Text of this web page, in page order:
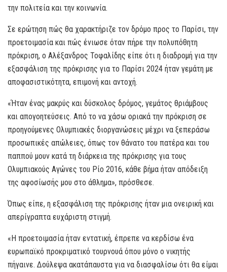
την πολιτεία και την κοινωνία.
Σε ερώτηση πώς θα χαρακτήριζε τον δρόμο προς το Παρίσι, την
προετοιμασία και πώς ένιωσε όταν πήρε την πολυπόθητη
πρόκριση, ο Αλέξανδρος Τοφαλίδης είπε ότι η διαδρομή για την
εξασφάλιση της πρόκρισης για το Παρίσι 2024 ήταν γεμάτη με
αποφασιστικότητα, επιμονή και αντοχή.
«Ήταν ένας μακρύς και δύσκολος δρόμος, γεμάτος θριάμβους
και απογοητεύσεις. Από το να χάσω οριακά την πρόκριση σε
προηγούμενες Ολυμπιακές διοργανώσεις μέχρι να ξεπεράσω
προσωπικές απώλειες, όπως τον θάνατο του πατέρα και του
παππού μουν κατά τη διάρκεια της πρόκρισης για τους
Ολυμπιακούς Αγώνες του Ρίο 2016, κάθε βήμα ήταν απόδειξη
της αφοσίωσής μου στο άθλημα», πρόσθεσε.
Όπως είπε, η εξασφάλιση της πρόκρισης ήταν μια ονειρική και
απερίγραπτα ευχάριστη στιγμή.
«Η προετοιμασία ήταν εντατική, έπρεπε να κερδίσω ένα
ευρωπαϊκό προκριματικό τουρνουά όπου μόνο ο νικητής
πήγαινε. Δούλεψα ακατάπαυστα για να διασφαλίσω ότι θα είμαι